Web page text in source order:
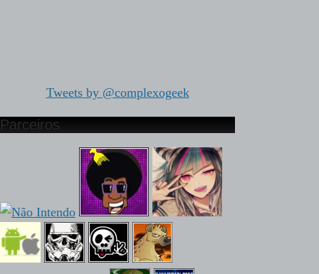
Tweets by @complexogeek
Parceiros